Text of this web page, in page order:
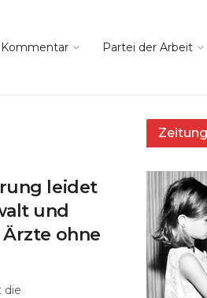
Kommentar Partei der Arbeit
leidet
und
Ärzte ohne
die